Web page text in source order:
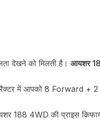
देखने को मिलती है। आयशर
में आपको 8 Forward +
188 4WD की प्राइस